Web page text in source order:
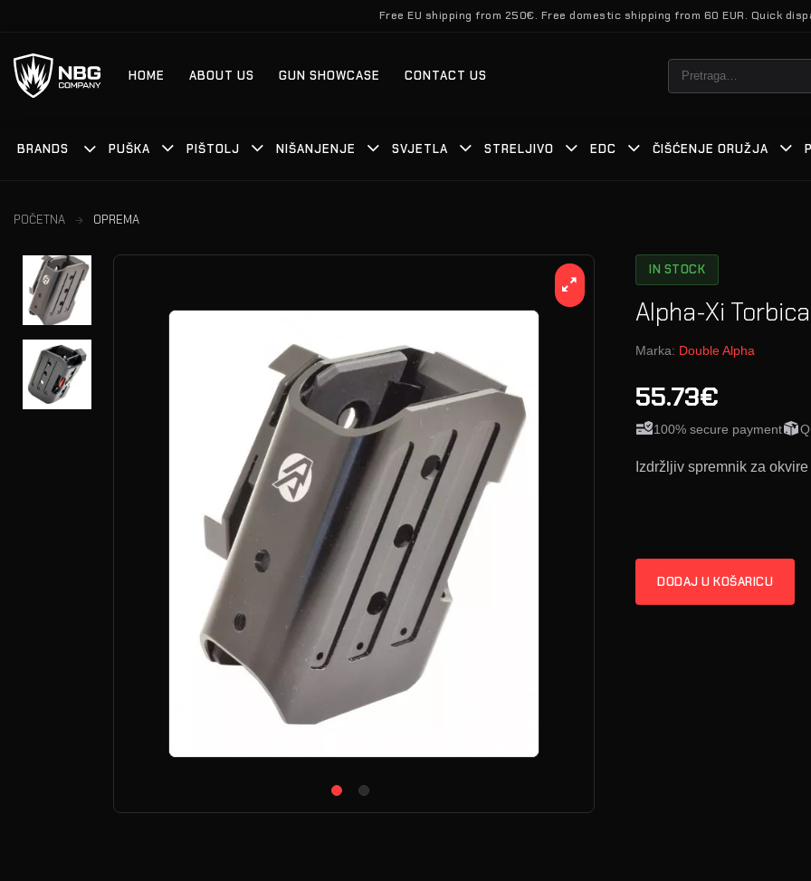
content
Free EU shipping from 250€. Free domestic shipping from 60 EUR. Quick
HOME ABOUT US GUN SHOWCASE CONTACT US
Pretraži:
BRANDS PUŠKA PIŠTOLJ NIŠANJENJE SVJETLA STRELJIVO EDC ČIŠĆENJE ORUŽJA
POČETNA OPREMA
IN STOCK
Alpha-Xi
Marka: Double Alpha
55.73€
100% secure payment
Izdržljiv spremnik za
DODAJ U KOŠARICU